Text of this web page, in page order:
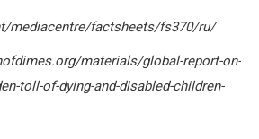
mediacentre/factsheets/fs370/ru/
materials/global-report-on-
toll-of-dying-and-disabled-children-